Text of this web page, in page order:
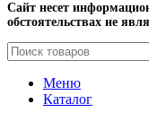
Сайт несет
обстоятельствах не
Меню
Каталог